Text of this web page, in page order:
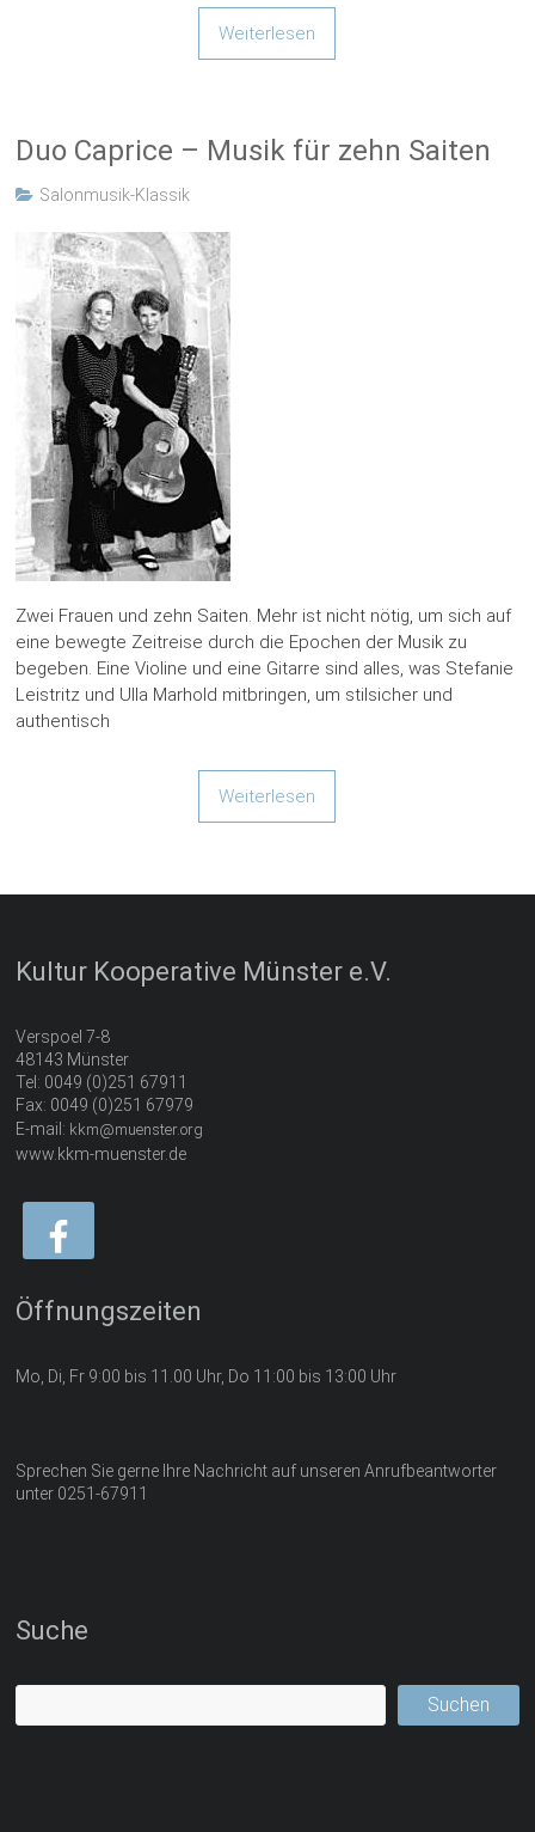
Weiterlesen
Duo Caprice – Musik für zehn Saiten
Salonmusik-Klassik
Zwei Frauen und zehn Saiten. Mehr ist nicht nötig, um sich auf
eine bewegte Zeitreise durch die Epochen der Musik zu
begeben. Eine Violine und eine Gitarre sind alles, was Stefanie
Leistritz und Ulla Marhold mitbringen, um stilsicher und
authentisch
Weiterlesen
Kultur Kooperative Münster e.V.
Verspoel 7-8
48143 Münster
Tel: 0049 (0)251 67911
Fax: 0049 (0)251 67979
E-mail: kkm@muenster.org
www.kkm-muenster.de
Öffnungszeiten
Mo, Di, Fr 9:00 bis 11.00 Uhr, Do 11:00 bis 13:00 Uhr
Sprechen Sie gerne Ihre Nachricht auf unseren Anrufbeantworter
unter 0251-67911
Suche
Suchen